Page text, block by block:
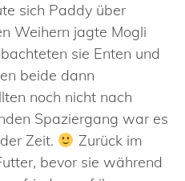
sich Paddy über
Weihern jagte Mogli
sie Enten und
beide dann
noch nicht nach
Spaziergang war es
Zeit.
Zurück im
bevor sie während